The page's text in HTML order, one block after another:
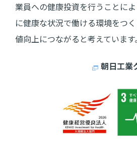
業員への健康投資を行うことに
に健康な状況で働ける環境をつ
値向上につながると考えています。
朝日工業